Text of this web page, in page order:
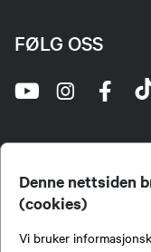
Denne nettsiden
(cookies)
Vi bruker
FØLG OSS
jegere og sportsfiskere og et av